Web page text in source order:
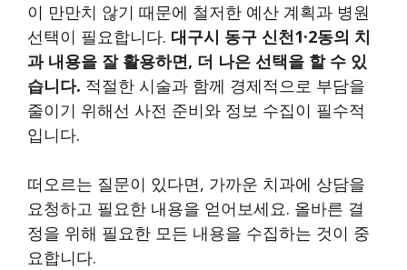
이 만만치 않기 때문에 철저한 예산 계획과 병원
선택이 필요합니다. 대구시 동구 신천1·2동의 치
과 내용을 잘 활용하면, 더 나은 선택을 할 수 있
습니다. 적절한 시술과 함께 경제적으로 부담을
줄이기 위해선 사전 준비와 정보 수집이 필수적
입니다.
떠오르는 질문이 있다면, 가까운 치과에 상담을
요청하고 필요한 내용을 얻어보세요. 올바른 결
정을 위해 필요한 모든 내용을 수집하는 것이 중
요합니다.